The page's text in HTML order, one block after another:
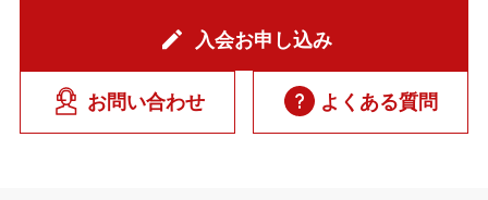
入会お申し込み
お問い合わせ よくある質問